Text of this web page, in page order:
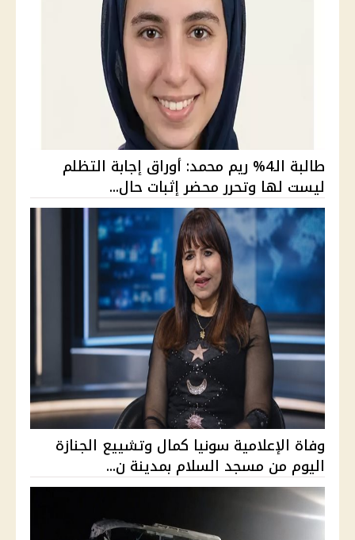
طالبة الـ4% ريم محمد: أوراق إجابة التظلم
ليست لها وتحرر محضر إثبات حال...
وفاة الإعلامية سونيا كمال وتشييع الجنازة
اليوم من مسجد السلام بمدينة ن...